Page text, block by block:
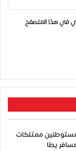
في هذا المتصفح
ممتلكات
يطا